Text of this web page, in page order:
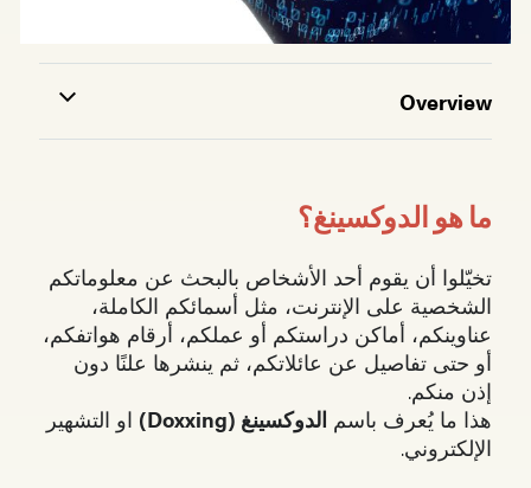
Overview
ما هو الدوكسينغ؟
تخيّلوا أن يقوم أحد الأشخاص بالبحث عن معلوماتكم
الشخصية على الإنترنت، مثل أسمائكم الكاملة،
عناوينكم، أماكن دراستكم أو عملكم، أرقام هواتفكم،
أو حتى تفاصيل عن عائلاتكم، ثم ينشرها علنًا دون
إذن منكم.
هذا ما يُعرف باسم الدوكسينغ (Doxxing)
او التشهير
الإلكتروني.